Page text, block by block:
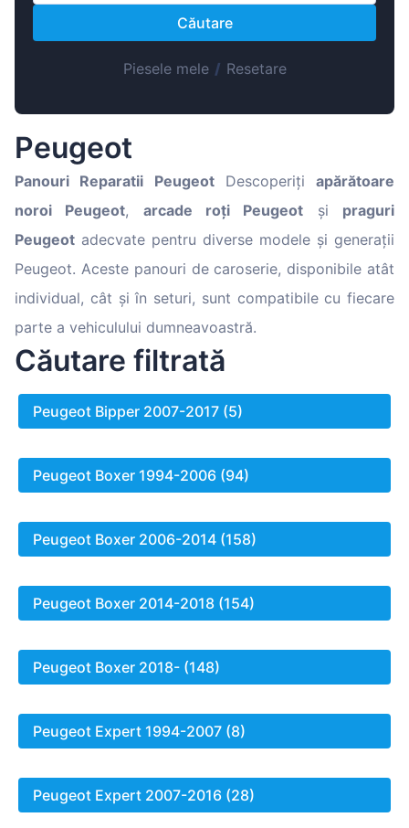
Magyar
Hrvatski
Slovenčina
Căutare
Piesele mele/ Resetare
Peugeot
Panouri Reparatii PeugeotDescoperiți apărătoare
noroi Peugeot, arcade roți Peugeot și praguri
Peugeot adecvate pentru diverse modele și generații
Peugeot. Aceste panouri de caroserie, disponibile atât
individual, cât și în seturi, sunt compatibile cu fiecare
parte a vehiculului dumneavoastră.
Căutare filtrată
Peugeot Bipper 2007-2017 (5)
Peugeot Boxer 1994-2006 (94)
Peugeot Boxer 2006-2014 (158)
Peugeot Boxer 2014-2018 (154)
Peugeot Boxer 2018- (148)
Peugeot Expert 1994-2007 (8)
Peugeot Expert 2007-2016 (28)